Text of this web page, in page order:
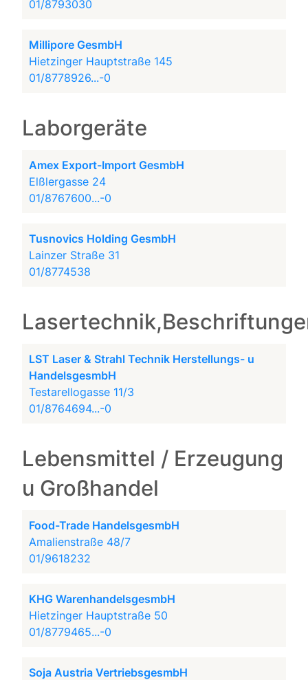
01/8793030
Millipore GesmbH
Hietzinger Hauptstraße 145
01/8778926...-0
Laborgeräte
Amex Export-Import GesmbH
Elßlergasse 24
01/8767600...-0
Tusnovics Holding GesmbH
Lainzer Straße 31
01/8774538
LST Laser & Strahl Technik Herstellungs- u
HandelsgesmbH
Testarellogasse 11/3
01/8764694...-0
Lebensmittel / Erzeugung
u Großhandel
Food-Trade HandelsgesmbH
Amalienstraße 48/7
01/9618232
KHG WarenhandelsgesmbH
Hietzinger Hauptstraße 50
01/8779465...-0
Soja Austria VertriebsgesmbH